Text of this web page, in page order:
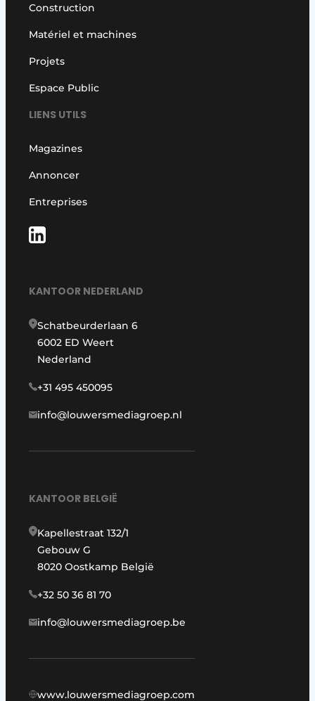
Construction
Matériel et machines
Projets
Espace Public
LIENS UTILS
Magazines
Annoncer
Entreprises
KANTOOR NEDERLAND
Schatbeurderlaan 6
6002 ED Weert
Nederland
+31 495 450095
info@louwersmediagroep.nl
KANTOOR BELGIË
Kapellestraat 132/1
Gebouw G
8020 Oostkamp België
+32 50 36 81 70
info@louwersmediagroep.be
www.louwersmediagroep.com